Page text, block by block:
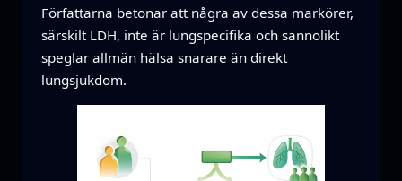
Författarna betonar att några av dessa markörer,
särskilt LDH, inte är lungspecifika och sannolikt
speglar allmän hälsa snarare än direkt
lungsjukdom.